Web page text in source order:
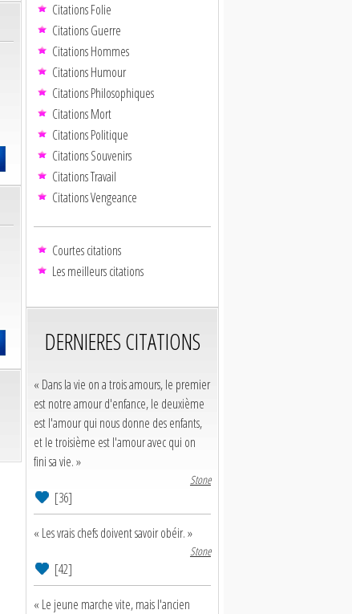
Citations Folie
Citations Guerre
Citations Hommes
Citations Humour
Citations Philosophiques
Citations Mort
Citations Politique
Citations Souvenirs
Citations Travail
Citations Vengeance
Courtes citations
Les meilleurs citations
DERNIERES CITATIONS
« Dans la vie on a trois amours, le premier
est notre amour d'enfance, le deuxième
est l'amour qui nous donne des enfants,
et le troisième est l'amour avec qui on
fini sa vie. »
Stone
[36]
« Les vrais chefs doivent savoir obéir. »
Stone
[42]
« Le jeune marche vite, mais l'ancien